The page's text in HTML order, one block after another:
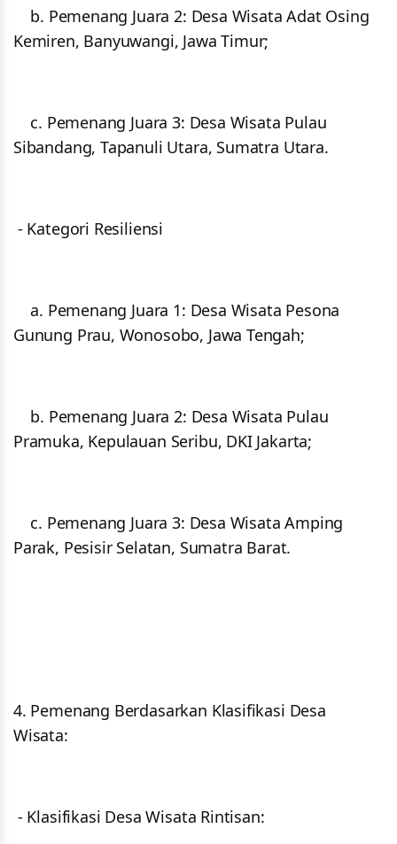
b. Pemenang Juara 2: Desa Wisata Adat Osing
Kemiren, Banyuwangi, Jawa Timur;
c. Pemenang Juara 3: Desa Wisata Pulau
Sibandang, Tapanuli Utara, Sumatra Utara.
- Kategori Resiliensi
a. Pemenang Juara 1: Desa Wisata Pesona
Gunung Prau, Wonosobo, Jawa Tengah;
b. Pemenang Juara 2: Desa Wisata Pulau
Pramuka, Kepulauan Seribu, DKI Jakarta;
c. Pemenang Juara 3: Desa Wisata Amping
Parak, Pesisir Selatan, Sumatra Barat.
4. Pemenang Berdasarkan Klasifikasi Desa
Wisata:
- Klasifikasi Desa Wisata Rintisan: